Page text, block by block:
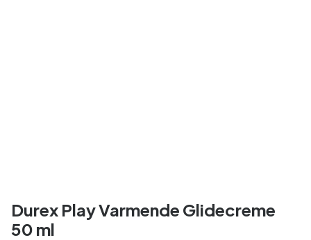
Durex Play Varmende Glidecreme
50 ml